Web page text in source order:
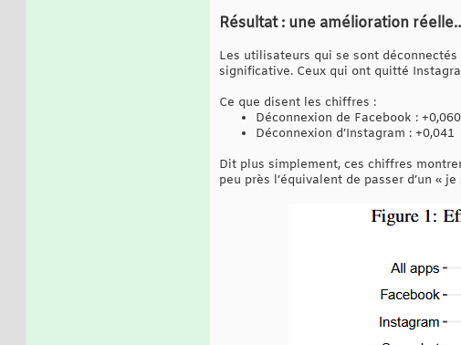
Résultat : une amélioration
Les utilisateurs qui se sont
significative. Ceux qui ont quitté
Ce que disent les chiffres :
Déconnexion de Facebook :
Déconnexion d’Instagram : +0,041
Dit plus simplement, ces chiffres
peu près l’équivalent de passer d’un «